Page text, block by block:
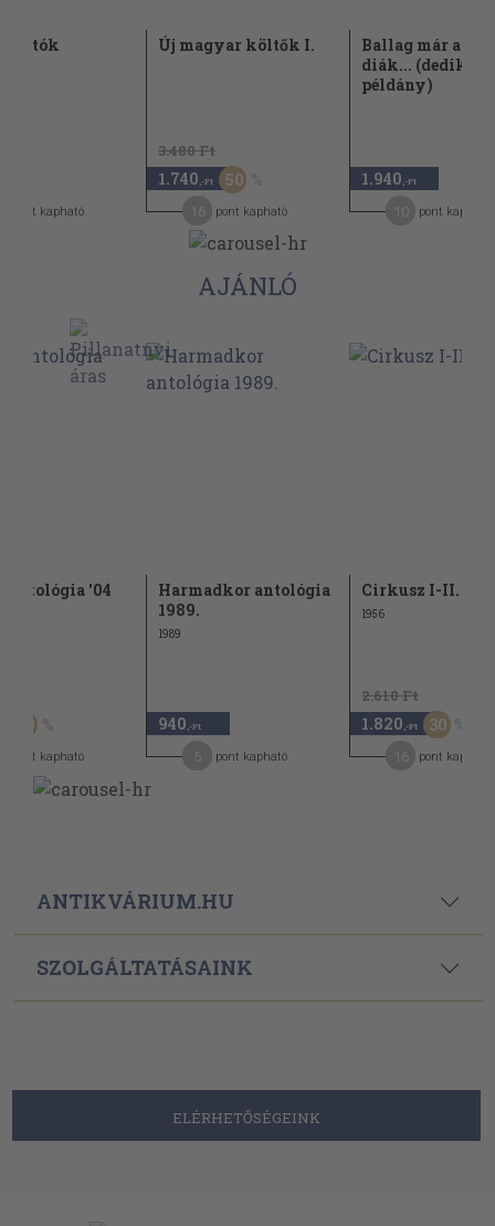
siratók
pont kapható
Új magyar költők I.
3.480 Ft
1.740 ,-Ft 50
pont kapható
Ballag már a vén
diák... (dedikált
példány)
1.940 ,-Ft
pont kapható
AJÁNLÓ
antológia '04
50
pont kapható
Harmadkor antológia
1989.
1989
940 ,-Ft
pont kapható
Cirkusz I-II.
1956
2.610 Ft
1.820 ,-Ft 30
pont kapható
ANTIKVÁRIUM.HU
SZOLGÁLTATÁSAINK
ELÉRHETŐSÉGEINK